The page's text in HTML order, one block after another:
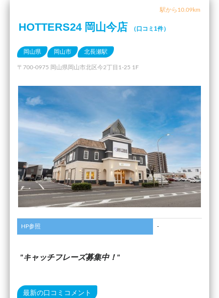
駅から10.09km
HOTTERS24 岡山今店 （口コミ1件）
岡山県 岡山市 北長瀬駅
〒700-0975 岡山県岡山市北区今2丁目1-25 1F
HP参照 -
キャッチフレーズ募集中！
最新の口コミコメント